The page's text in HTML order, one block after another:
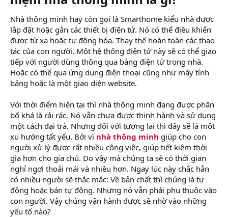
Nhà thông minh hay còn gọi là Smarthome kiểu nhà được
lắp đặt hoặc gắn các thiết bị điện tử. Nó có thể điều khiển
được từ xa hoặc tự động hóa. Thay thế hoàn toàn các thao
tác của con người. Một hệ thống điện tử này sẽ có thể giao
tiếp với người dùng thông qua bảng điện tử trong nhà.
Hoặc có thể qua ứng dụng điện thoại cũng như máy tính
bảng hoặc là một giao diện website.
Với thời điểm hiện tại thì nhà thông minh đang được phân
bố khá là rải rác. Nó vẫn chưa được thịnh hành và sử dụng
một cách đại trà. Nhưng đối với tương lai thì đây sẽ là một
xu hướng tất yếu. Bởi vì nhà thông minh giúp cho con
người xử lý được rất nhiều công việc, giúp tiết kiêm thời
gia hơn cho gia chủ. Do vậy mà chúng ta sẽ có thời gian
nghỉ ngơi thoải mái và nhiều hơn. Ngay lúc này chắc hẳn
có nhiều người sẽ thắc mắc: Về bản chất thì chúng là tự
động hoặc bán tự động. Nhưng nó vẫn phải phụ thuộc vào
con người. Vậy chúng vận hành được sẽ nhờ vào những
yếu tố nào?